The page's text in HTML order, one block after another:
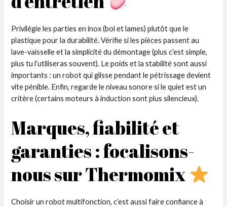
Privilégie les parties en inox (bol et lames) plutôt que le
plastique pour la durabilité. Vérifie si les pièces passent au
lave-vaisselle et la simplicité du démontage (plus c’est simple,
plus tu l’utiliseras souvent). Le poids et la stabilité sont aussi
importants : un robot qui glisse pendant le pétrissage devient
vite pénible. Enfin, regarde le niveau sonore si le quiet est un
critère (certains moteurs à induction sont plus silencieux).
Marques, fiabilité et
garanties : focalisons-
nous sur Thermomix
Choisir un robot multifonction, c’est aussi faire confiance à